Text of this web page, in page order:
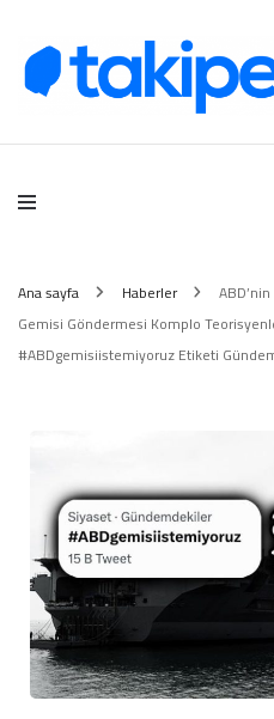
Takipera
Ana sayfa Haberler
Gemisi Göndermesi Komplo
#ABDgemisiistemiyoruz Etiketi